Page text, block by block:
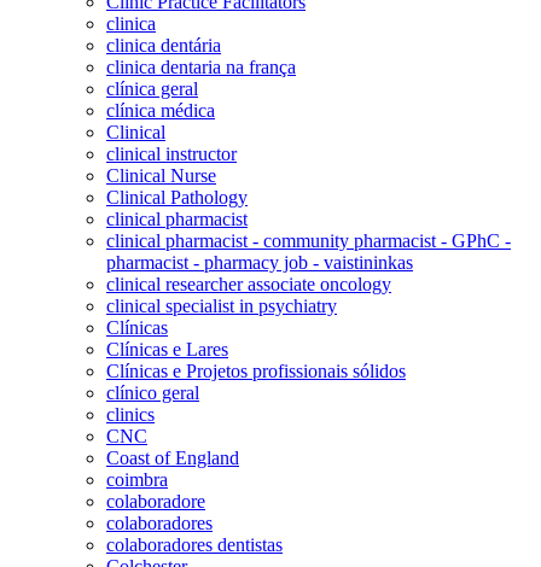
clinica
clinica dentária
clinica dentaria na frança
clínica geral
clínica médica
Clinical
clinical instructor
Clinical Nurse
Clinical Pathology
clinical pharmacist
clinical pharmacist - community pharmacist - GPhC -
pharmacist - pharmacy job - vaistininkas
clinical researcher associate oncology
clinical specialist in psychiatry
Clínicas
Clínicas e Lares
Clínicas e Projetos profissionais sólidos
clínico geral
clinics
CNC
Coast of England
coimbra
colaboradore
colaboradores
colaboradores dentistas